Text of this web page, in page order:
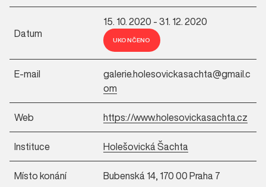
Datum
15. 10. 2020 - 31. 12. 2020
UKONČENO
E-mail
galerie.holesovickasachta@gmail.c
om
Web https://www.holesovickasachta.cz
Instituce Holešovická Šachta
Místo konání Bubenská 14, 170 00 Praha 7